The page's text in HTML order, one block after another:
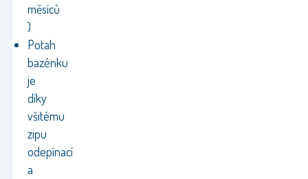
měsíců
)
Potah
bazénku
je
díky
všitému
zipu
odepínací
a